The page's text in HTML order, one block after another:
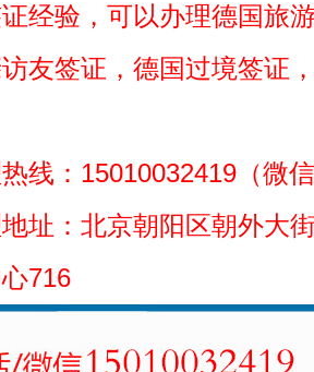
经验，可以办理德国旅
友签证，德国过境签证
线：15010032419（微
址：北京朝阳区朝外大
716